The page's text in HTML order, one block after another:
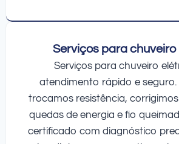
Serviços para
Serviços para chuveiro
atendimento rápido e seguro.
trocamos resistência,
quedas de energia e fio
certificado com diagnóstico